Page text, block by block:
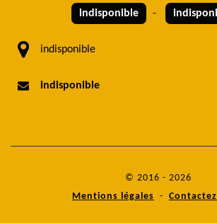
indisponible -
indisponible
indisponible
© 2016 - 2026
Mentions légales -